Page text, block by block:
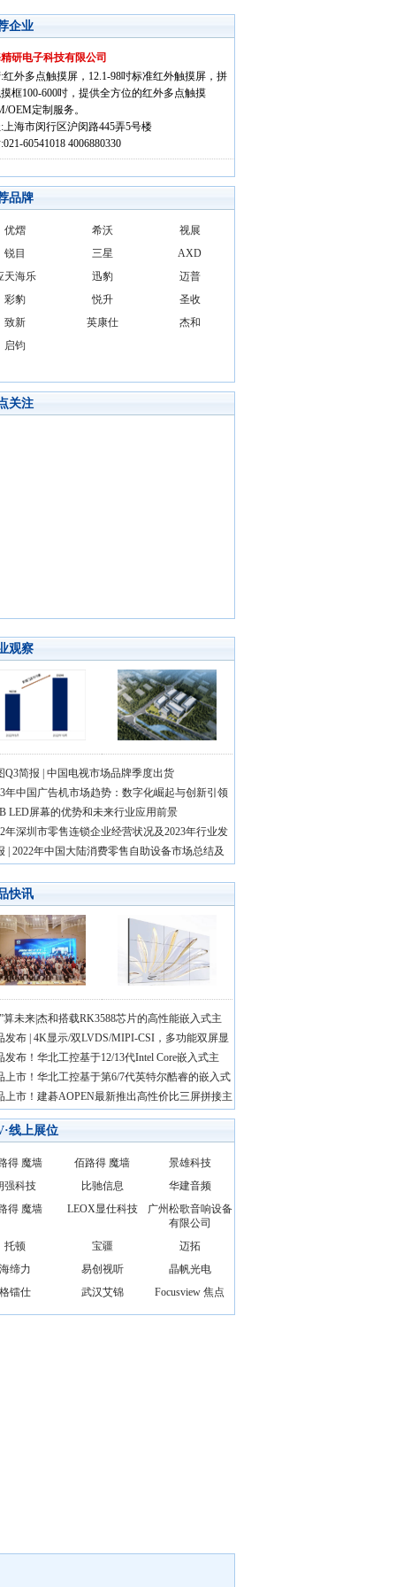
企业
研电子科技有限公司
红外多点触摸屏，12.1-98吋标准红外触摸屏，拼
框100-600吋，提供全方位的红外多点触摸
OEM定制服务。
上海市闵行区沪闵路445弄5号楼
60541018 4006880330
品牌
优熠 希沃
视展
锐目
三星
AXD
天海乐
迅豹
迈普
彩豹
悦升
圣收
致新
英康仕
杰和
启钧
关注
观察
Q3简报 | 中国电视市场品牌季度出货
年中国广告机市场趋势：数字化崛起与创新引领
LED屏幕的优势和未来行业应用前景
年深圳市零售连锁企业经营状况及2023年行业发
| 2022年中国大陆消费零售自助设备市场总结及
快讯
算未来|杰和搭载RK3588芯片的高性能嵌入式主
发布 | 4K显示/双LVDS/MIPI-CSI，多功能双屏显
发布！华北工控基于12/13代Intel Core嵌入式主
上市！华北工控基于第6/7代英特尔酷睿的嵌入式
上市！建碁AOPEN最新推出高性价比三屏拼接主
线上展位
得 魔墙 佰路得 魔墙
景雄科技
强科技
比驰信息
华建音频
得 魔墙
LEOX显仕科技
广州松歌音响设备
有限公司
托顿
宝疆
迈拓
海缔力
易创视听
晶帆光电
格镭仕
武汉艾锦 Focusview 焦点